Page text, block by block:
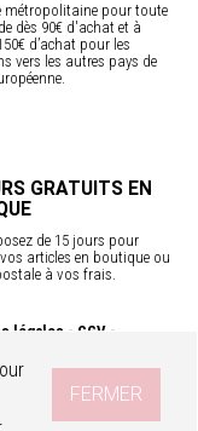
métropolitaine pour toute
dès 90€ d'achat et à
d’achat pour les
vers les autres pays de
GRATUITS EN
de 15 jours pour
articles en boutique ou
à vos frais.
légales
CGV
fidélité
internationales
FERMER